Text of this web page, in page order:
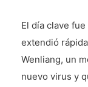
El día clave
extendió
Wenliang, un
nuevo virus y